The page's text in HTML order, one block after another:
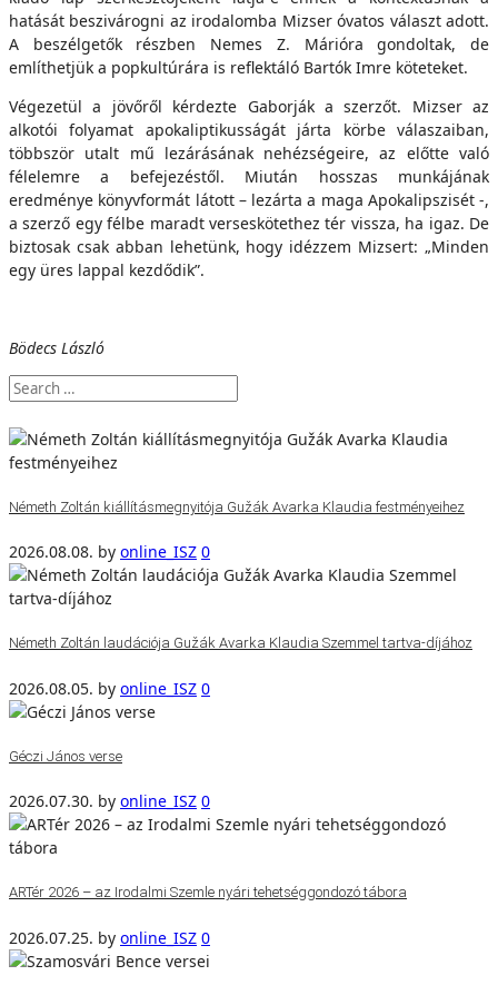
hatását beszivárogni az irodalomba Mizser óvatos választ adott.
A beszélgetők részben Nemes Z. Márióra gondoltak, de
említhetjük a popkultúrára is reflektáló Bartók Imre köteteket.
Végezetül a jövőről kérdezte Gaborják a szerzőt. Mizser az
alkotói folyamat apokaliptikusságát járta körbe válaszaiban,
többször utalt mű lezárásának nehézségeire, az előtte való
félelemre a befejezéstől. Miután hosszas munkájának
eredménye könyvformát látott – lezárta a maga Apokalipszisét -,
a szerző egy félbe maradt verseskötethez tér vissza, ha igaz. De
biztosak csak abban lehetünk, hogy idézzem Mizsert: „Minden
egy üres lappal kezdődik”.
Bödecs László
Németh Zoltán kiállításmegnyitója Gužák Avarka Klaudia festményeihez
2026.08.08. by online_ISZ 0
Németh Zoltán laudációja Gužák Avarka Klaudia Szemmel tartva-díjához
2026.08.05. by online_ISZ 0
Géczi János verse
2026.07.30. by online_ISZ 0
ARTér 2026 – az Irodalmi Szemle nyári tehetséggondozó tábora
2026.07.25. by online_ISZ 0